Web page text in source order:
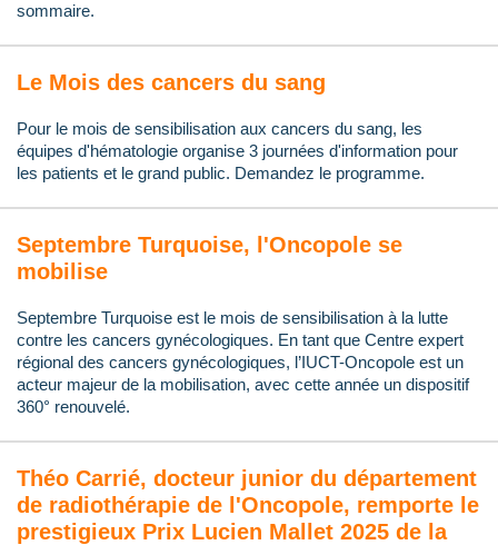
sommaire.
Le Mois des cancers du sang
Pour le mois de sensibilisation aux cancers du sang, les
équipes d'hématologie organise 3 journées d'information pour
les patients et le grand public. Demandez le programme.
Septembre Turquoise, l'Oncopole se
mobilise
Septembre Turquoise est le mois de sensibilisation à la lutte
contre les cancers gynécologiques. En tant que Centre expert
régional des cancers gynécologiques, l’IUCT-Oncopole est un
acteur majeur de la mobilisation, avec cette année un dispositif
360° renouvelé.
Théo Carrié, docteur junior du département
de radiothérapie de l'Oncopole, remporte le
prestigieux Prix Lucien Mallet 2025 de la